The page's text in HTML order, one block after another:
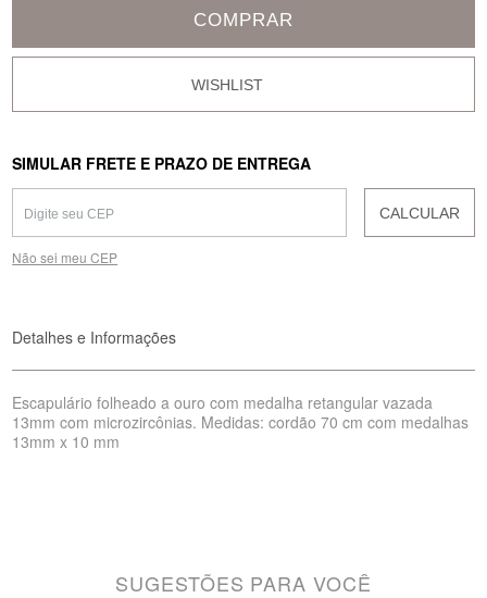
COMPRAR
SIMULAR FRETE E PRAZO DE ENTREGA
CALCULAR
Não sei meu CEP
Detalhes e Informações
Escapulário folheado a ouro com medalha retangular vazada
13mm com microzircônias. Medidas: cordão 70 cm com medalhas
13mm x 10 mm
SUGESTÕES PARA VOCÊ